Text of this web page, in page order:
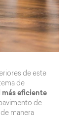
de este
de
más eficiente
de
manera